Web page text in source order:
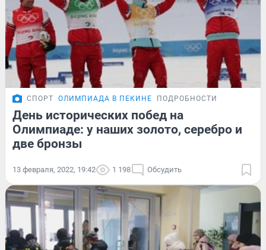
СПОРТ ОЛИМПИАДА В ПЕКИНЕ ПОДРОБНОСТИ
День исторических побед на
Олимпиаде: у наших золото, серебро и
две бронзы
13 февраля, 2022, 19:42 1 198 Обсудить